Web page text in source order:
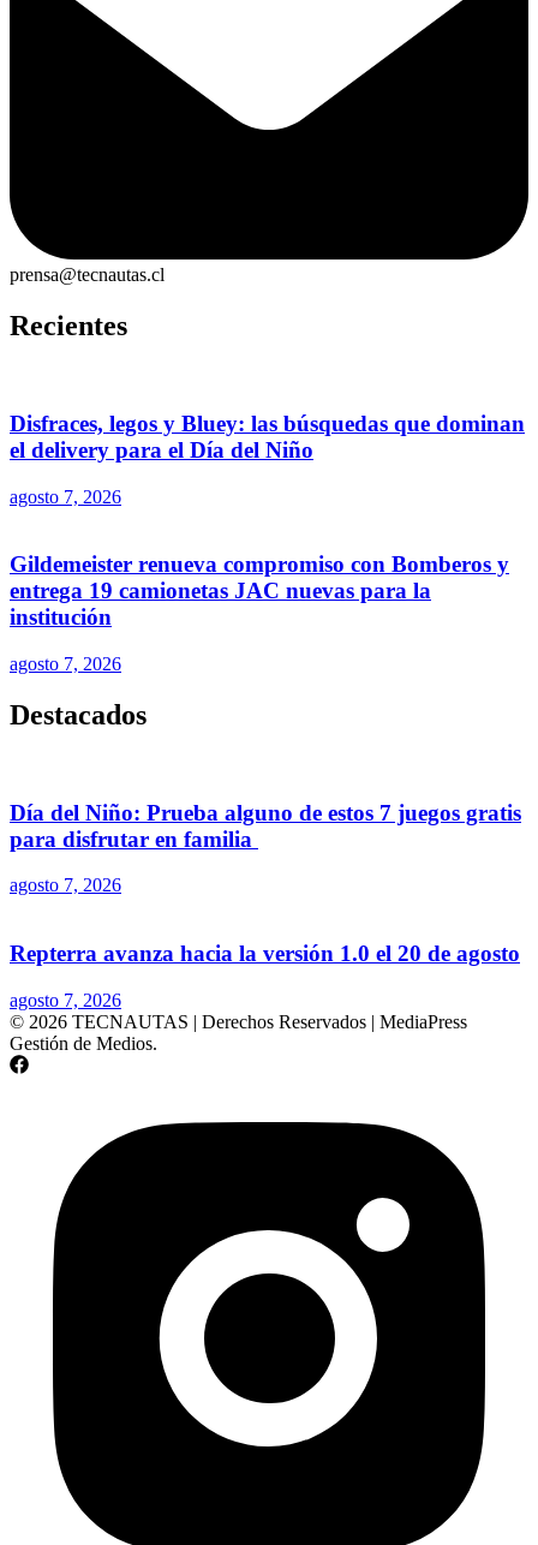
prensa@tecnautas.cl
Recientes
Disfraces, legos y Bluey: las búsquedas que dominan
el delivery para el Día del Niño
agosto 7, 2026
Gildemeister renueva compromiso con Bomberos y
entrega 19 camionetas JAC nuevas para la
institución
agosto 7, 2026
Destacados
Día del Niño: Prueba alguno de estos 7 juegos gratis
para disfrutar en familia
agosto 7, 2026
Repterra avanza hacia la versión 1.0 el 20 de agosto
agosto 7, 2026
© 2026 TECNAUTAS | Derechos Reservados | MediaPress
Gestión de Medios.